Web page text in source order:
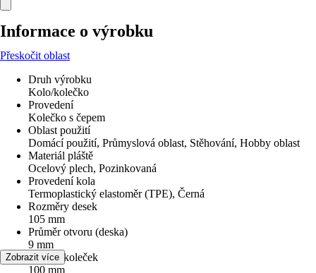
Informace o výrobku
Přeskočit oblast
Druh výrobku
Kolo/kolečko
Provedení
Kolečko s čepem
Oblast použití
Domácí použití, Průmyslová oblast, Stěhování, Hobby oblast
Materiál pláště
Ocelový plech, Pozinkovaná
Provedení kola
Termoplastický elastoměr (TPE), Černá
Rozměry desek
105 mm
Průměr otvoru (deska)
9 mm
Průměr koleček
100 mm
Zobrazit více